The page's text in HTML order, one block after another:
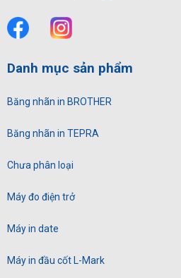
Danh mục sản phẩm
Băng nhãn in BROTHER
Băng nhãn in TEPRA
Chưa phân loại
Máy đo điện trở
Máy in date
Máy in đầu cốt L-Mark